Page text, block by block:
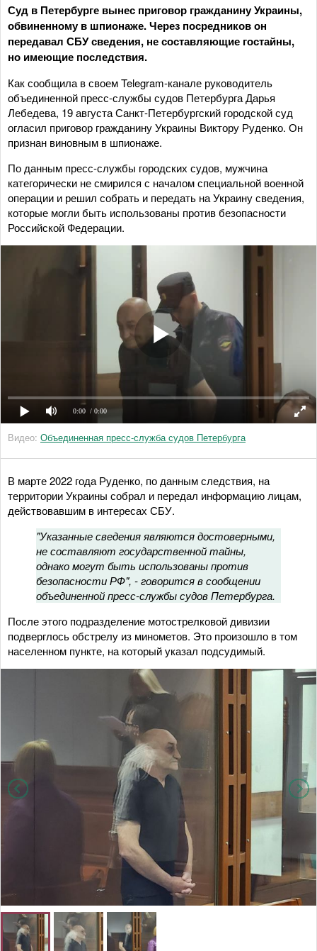
Суд в Петербурге вынес приговор гражданину Украины,
обвиненному в шпионаже. Через посредников он
передавал СБУ сведения, не составляющие гостайны,
но имеющие последствия.
Как сообщила в своем Telegram-канале руководитель
объединенной пресс-службы судов Петербурга Дарья
Лебедева, 19 августа Санкт-Петербургский городской суд
огласил приговор гражданину Украины Виктору Руденко. Он
признан виновным в шпионаже.
По данным пресс-службы городских судов, мужчина
категорически не смирился с началом специальной военной
операции и решил собрать и передать на Украину сведения,
которые могли быть использованы против безопасности
Российской Федерации.
0:00 / 0:00
Видео: Объединенная пресс-служба судов Петербурга
В марте 2022 года Руденко, по данным следствия, на
территории Украины собрал и передал информацию лицам,
действовавшим в интересах СБУ.
"Указанные сведения являются достоверными,
не составляют государственной тайны,
однако могут быть использованы против
безопасности РФ", - говорится в сообщении
объединенной пресс-службы судов Петербурга.
После этого подразделение мотострелковой дивизии
подверглось обстрелу из минометов. Это произошло в том
населенном пункте, на который указал подсудимый.